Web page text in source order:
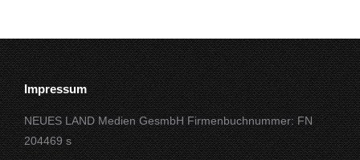
Impressum
NEUES LAND Medien GesmbH Firmenbuchnummer: FN
204469 s